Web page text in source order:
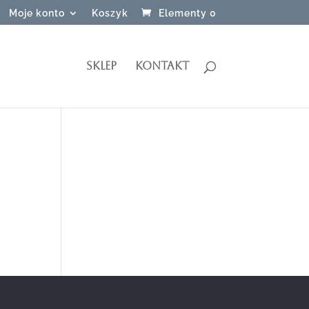
Moje konto Koszyk Elementy 0
SKLEP KONTAKT